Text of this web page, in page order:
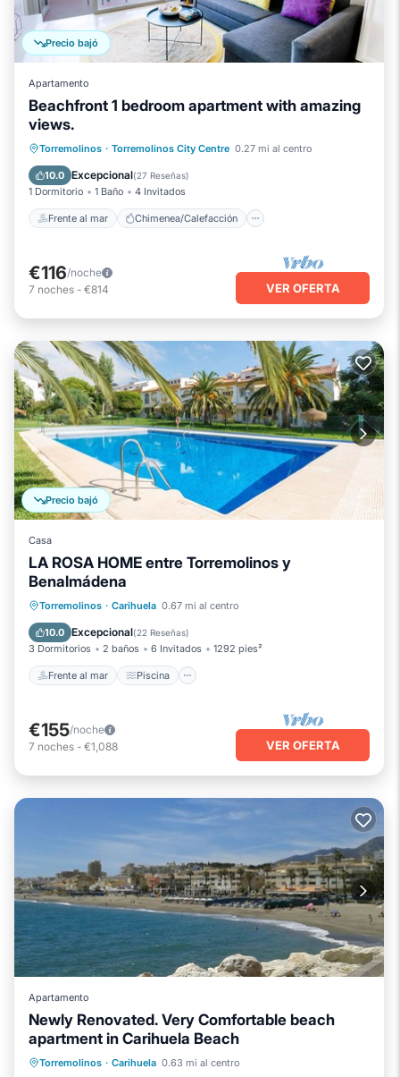
Precio bajó
Apartamento
Beachfront 1 bedroom apartment with amazing
views.
Torremolinos · Torremolinos City Centre 0.27 mi al centro
10.0 Excepcional(27 Reseñas)
1 Dormitorio 1 Baño 4 Invitados
Frente al mar Chimenea/Calefacción
Frente al mar
Chimenea/Calefacción
Piscina
Vista al mar
€116/noche
7 noches - €814 VER OFERTA
Precio bajó
Casa
LA ROSA HOME entre Torremolinos y
Benalmádena
Torremolinos · Carihuela 0.67 mi al centro
10.0 Excepcional(22 Reseñas)
3 Dormitorios 2 baños 6 Invitados 1292 pies²
Frente al mar Piscina
Frente al mar Piscina
Balcón/Terraza
€155/noche
7 noches - €1,088 VER OFERTA
Apartamento
Newly Renovated. Very Comfortable beach
apartment in Carihuela Beach
Torremolinos · Carihuela 0.63 mi al centro
Frente al mar
Chimenea/Calefacción